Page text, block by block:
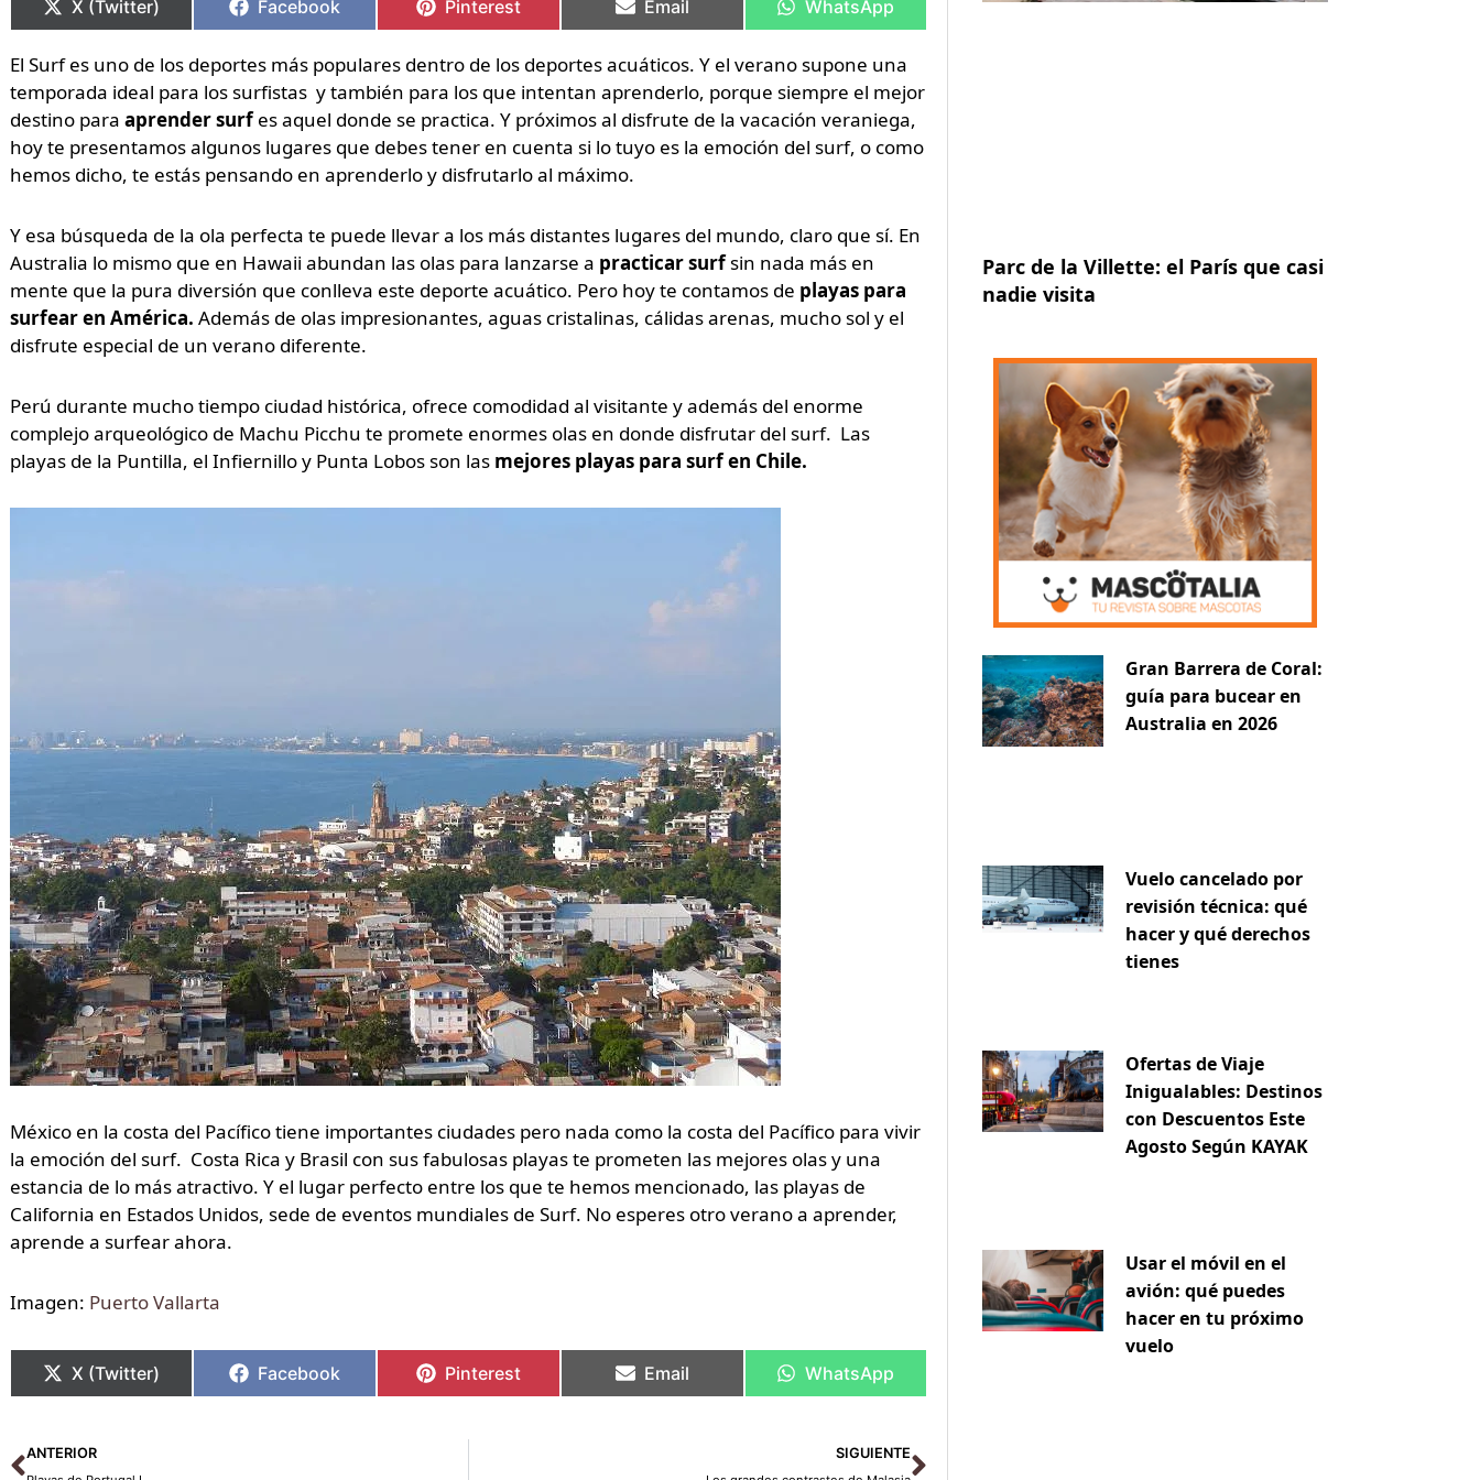
X (Twitter)
Facebook
Pinterest
Email
WhatsApp
El Surf es uno de los deportes más populares dentro de los deportes acuáticos. Y el verano supone una
temporada ideal para los surfistas y también para los que intentan aprenderlo, porque siempre el mejor
destino para aprender surfes aquel donde se practica. Y próximos al disfrute de la vacación veraniega,
hoy te presentamos algunos lugares que debes tener en cuenta si lo tuyo es la emoción del surf, o como
hemos dicho, te estás pensando en aprenderlo y disfrutarlo al máximo.
Y esa búsqueda de la ola perfecta te puede llevar a los más distantes lugares del mundo, claro que sí. En
Australia lo mismo que en Hawaii abundan las olas para lanzarse a practicar surfsin nada más en
mente que la pura diversión que conlleva este deporte acuático. Pero hoy te contamos de playas para
surfear en América. Además de olas impresionantes, aguas cristalinas, cálidas arenas, mucho sol y el
disfrute especial de un verano diferente.
Perú durante mucho tiempo ciudad histórica, ofrece comodidad al visitante y además del enorme
complejo arqueológico de Machu Picchu te promete enormes olas en donde disfrutar del surf. Las
playas de la Puntilla, el Infiernillo y Punta Lobos son las mejores playas para surf en Chile.
México en la costa del Pacífico tiene importantes ciudades pero nada como la costa del Pacífico para vivir
la emoción del surf. Costa Rica y Brasil con sus fabulosas playas te prometen las mejores olas y una
estancia de lo más atractivo. Y el lugar perfecto entre los que te hemos mencionado, las playas de
California en Estados Unidos, sede de eventos mundiales de Surf. No esperes otro verano a aprender,
aprende a surfear ahora.
Imagen: Puerto Vallarta
X (Twitter) Facebook Pinterest Email WhatsApp
Ant
ANTERIOR SIGUIENTESiguiente
Parc de la Villette: el París que casi
nadie visita
Gran Barrera de Coral:
guía para bucear en
Australia en 2026
Vuelo cancelado por
revisión técnica: qué
hacer y qué derechos
tienes
Ofertas de Viaje
Inigualables: Destinos
con Descuentos Este
Agosto Según KAYAK
Usar el móvil en el
avión: qué puedes
hacer en tu próximo
vuelo